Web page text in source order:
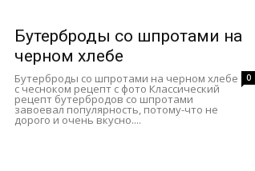
Бутерброды со шпротами на
черном хлебе
0
Бутерброды со шпротами на черном хлебе
с чесноком рецепт с фото Классический
рецепт бутербродов со шпротами
завоевал популярность, потому-что не
дорого и очень вкусно....